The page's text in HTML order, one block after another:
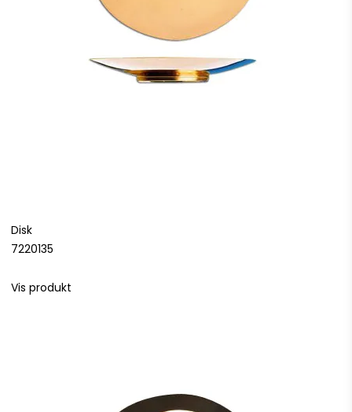
Disk
7220135
Vis produkt